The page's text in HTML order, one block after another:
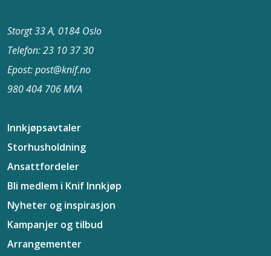
Storgt 33 A, 0184 Oslo
Telefon: 23 10 37​ 30
Epost: post@knif.no
980 404 706 MVA
Innkjøpsavtaler
Storhusholdning
Ansattfordeler
Bli medlem i Knif Innkjøp
Nyheter og inspirasjon
Kampanjer og tilbud
Arrangementer